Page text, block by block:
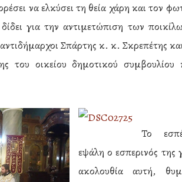
να ελκύσει τη θεία χάρη και τον
για την αντιμετώπιση των
Σπάρτης κ. κ. Σκρεπέτης
του οικείου δημοτικού
Το
εψάλη ο εσπερινός της
ακολουθία αυτή,